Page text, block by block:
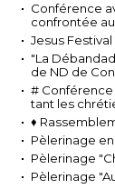
Conférence
confrontée
Jesus Festival
"La
de ND de
# Conférence
tant les
♦
Pèlerinage
Pèlerinage
Pèlerinage